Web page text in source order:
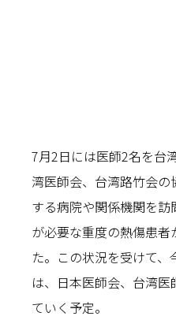
7月2日には医師2名を台
湾医師会、台湾路竹会
する病院や関係機関を
が必要な重度の熱傷患
た。この状況を受けて
は、日本医師会、台湾
ていく予定。